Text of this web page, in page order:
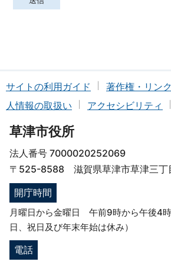
サイトの利用ガイド 著作権・リン
人情報の取扱い
アクセシビリティ
草津市役所
法人番号 7000020252069
〒525-8588 滋賀県草津市草津三丁
開庁時間
月曜日から金曜日 午前9時から午後4
日、祝日及び年末年始は休み）
電話